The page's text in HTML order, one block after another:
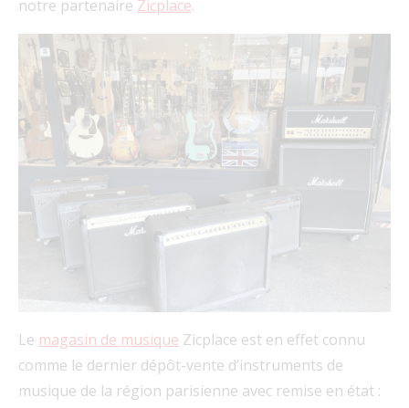
notre partenaire Zicplace.
Le magasin de musique Zicplace est en effet connu
comme le dernier dépôt-vente d’instruments de
musique de la région parisienne avec remise en état :